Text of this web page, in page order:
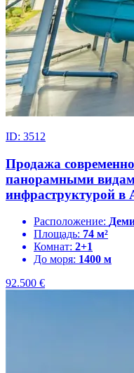
ID: 3512
Продажа
панорамными
инфраструктурой в
Расположение:
Площадь: 74 м²
Комнат: 2+1
До моря: 1400 м
92.500 €